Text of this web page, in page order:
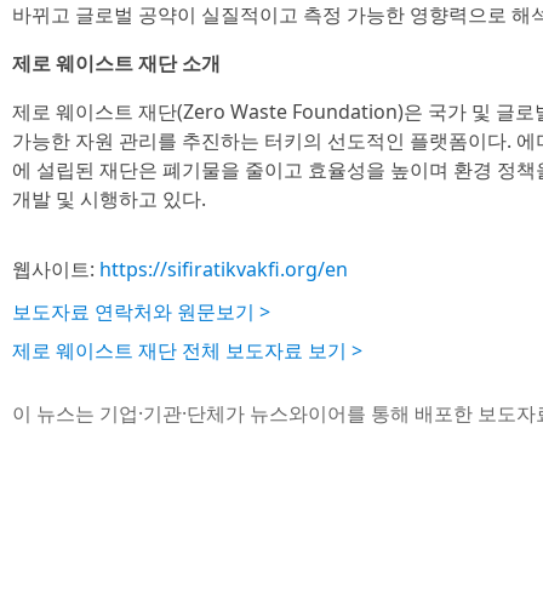
바뀌고 글로벌 공약이 실질적이고 측정 가능한 영향력으로
제로 웨이스트 재단 소개
제로 웨이스트 재단(Zero Waste Foundation)은 국가 및 글로
가능한 자원 관리를 추진하는 터키의 선도적인 플랫폼이다.
에 설립된 재단은 폐기물을 줄이고 효율성을 높이며 환경 정
개발 및 시행하고 있다.
웹사이트: https://sifiratikvakfi.org/en
보도자료 연락처와 원문보기 >
제로 웨이스트 재단 전체 보도자료 보기 >
이 뉴스는 기업·기관·단체가 뉴스와이어를 통해 배포한 보도